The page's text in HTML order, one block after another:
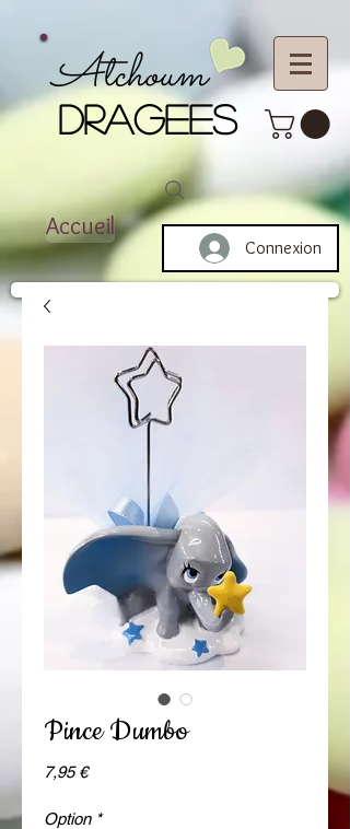
DRAGEES
Atchoum
Accueil
Connexion
Pince Dumbo
7,95 €Prix
Option *